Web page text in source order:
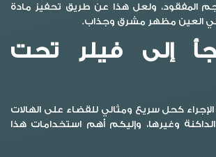
المفقود، ولعل هذا عن طريق تحفيز مادة
العين مظهر مشرق وجذاب.
إلى فيلر تحت
كحل سريع ومثالي للقضاء على الهالات
الداكنة وغيرها، وإليكم أهم استخدامات هذا